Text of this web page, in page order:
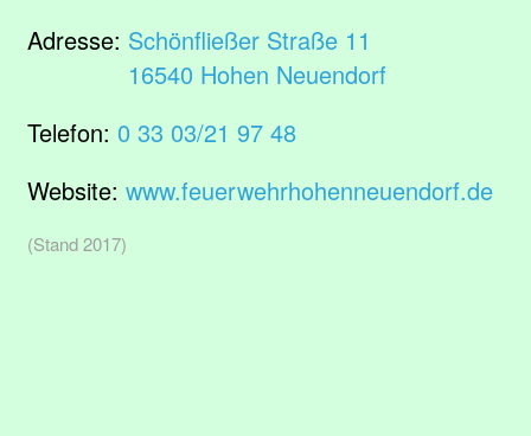
Adresse: Schönfließer Straße 11
16540 Hohen Neuendorf
Telefon: 0 33 03/21 97 48
Website: www.feuerwehrhohenneuendorf.de
(Stand 2017)